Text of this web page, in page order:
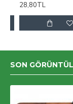
28,80TL
SON